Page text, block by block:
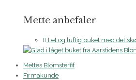
Mette anbefaler
Let og luftig buket med det
Mettes Blomsterfif
Firmakunde